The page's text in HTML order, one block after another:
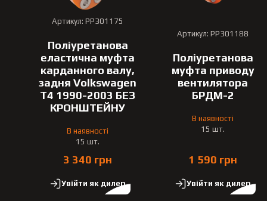
Артикул: PP301175
Поліуретанова
еластична муфта
карданного валу,
задня Volkswagen
T4 1990-2003 БЕЗ
КРОНШТЕЙНУ
В наявності
15 шт.
3 340 грн
Увійти як дилер
Артикул: PP301188
Поліуретанова
муфта приводу
вентилятора
БРДМ-2
В наявності
15 шт.
1 590 грн
Увійти як дилер